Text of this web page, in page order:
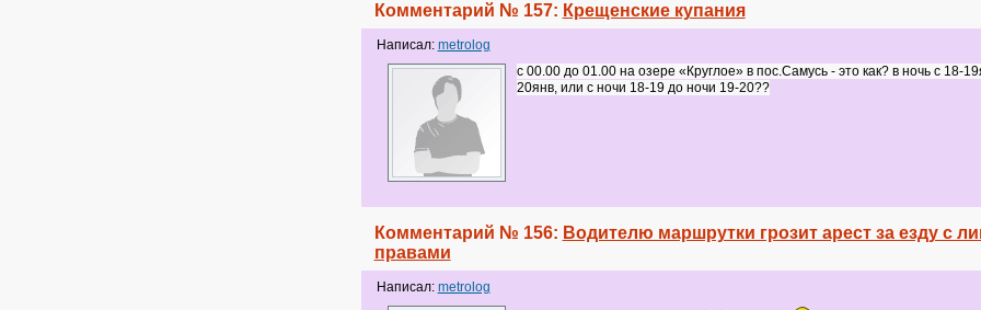
Комментарий № 157: Крещенские купания
Написал: metrolog
с 00.00 до 01.00 на озере «Круглое» в пос.Самусь - это как? в ночь с 18-
20янв, или с ночи 18-19 до ночи 19-20??
Комментарий № 156: Водителю маршрутки грозит арест за езду с
правами
Написал: metrolog